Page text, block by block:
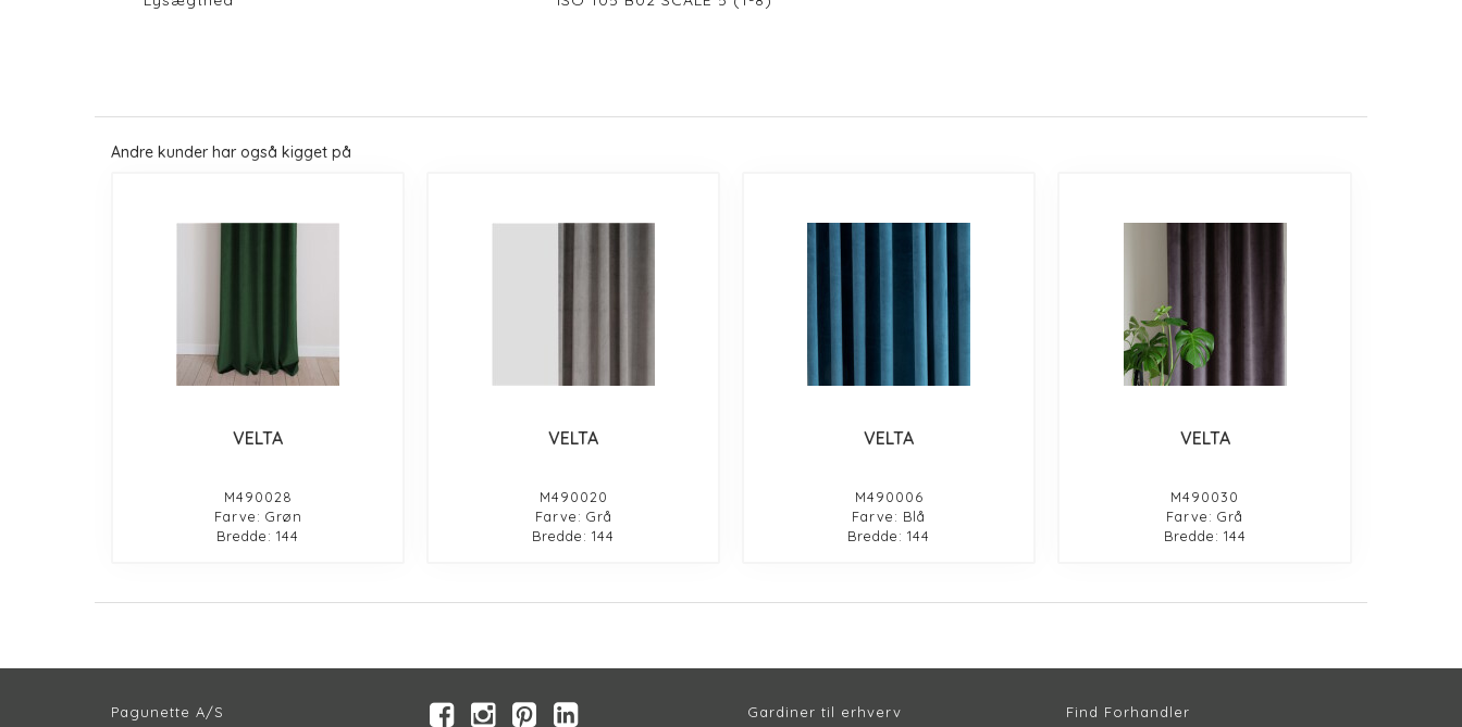
Andre kunder har også kigget på
VELTA
M490028
Farve: Grøn
Bredde: 144
VELTA
M490020
Farve: Grå
Bredde: 144
VELTA
M490006
Farve: Blå
Bredde: 144
VELTA
M490030
Farve: Grå
Bredde: 144
Pagunette A/S Gardiner til erhverv Find Forhandler